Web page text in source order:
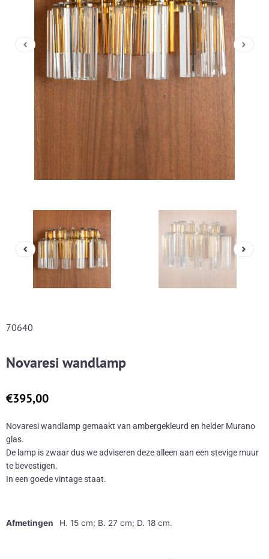
70640
Novaresi wandlamp
€395,00
Novaresi wandlamp gemaakt van ambergekleurd en helder Murano
glas.
De lamp is zwaar dus we adviseren deze alleen aan een stevige muur
te bevestigen.
In een goede vintage staat.
Afmetingen H. 15 cm; B. 27 cm; D. 18 cm.